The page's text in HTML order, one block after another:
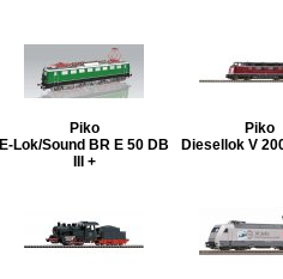
Piko
E-Lok/Sound BR E 50 DB
III +
Piko
Diesellok V